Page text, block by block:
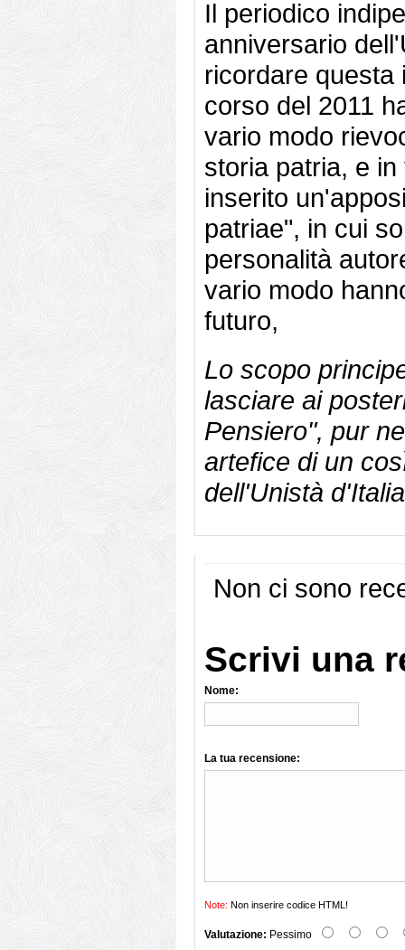
Il periodico
anniversario
ricordare questa
corso del 2011
vario modo
storia patria, e
inserito
patriae", in cui
personalità
vario modo
futuro,
Lo scopo
lasciare ai
Pensiero", pur
artefice di un
dell'Unistà
Non ci sono
Scrivi una
Nome:
La tua recensione:
Note: Non inserire codice HTML!
Valutazione: Pessimo